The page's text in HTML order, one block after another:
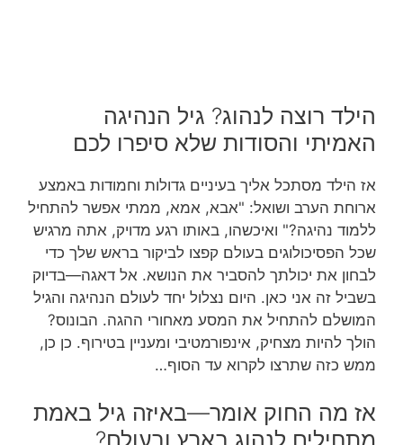
הילד רוצה לנהוג? גיל הנהיגה
האמיתי והסודות שלא סיפרו לכם
אז הילד מסתכל אליך בעיניים גדולות וחמודות באמצע
ארוחת הערב ושואל: "אבא, אמא, ממתי אפשר להתחיל
ללמוד נהיגה?" ואיכשהו, באותו רגע מדויק, אתה מרגיש
שכל הפסיכולוגים בעולם קפצו לביקור בראש שלך כדי
לבחון את יכולתך להסביר את הנושא. אל דאגה—בדיוק
בשביל זה אני כאן. היום נצלול יחד לעולם הנהיגה והגיל
המושלם להתחיל את המסע מאחורי ההגה. הבונוס?
הולך להיות מצחיק, אינפורמטיבי ומעניין בטירוף. כן כן,
ממש כזה שתרצו לקרוא עד הסוף…
אז מה החוק אומר—באיזה גיל באמת